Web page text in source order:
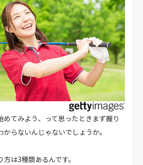
めてみよう、って思ったときまず握り
らないんじゃないでしょうか。
は3種類あるんです。